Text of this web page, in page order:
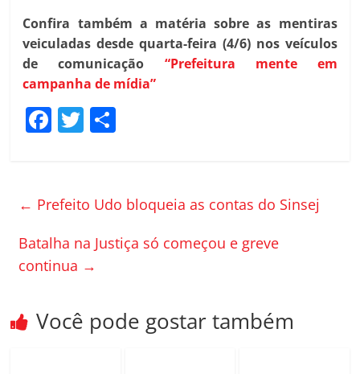
Confira também a matéria sobre as mentiras
veiculadas desde quarta-feira (4/6) nos veículos
de comunicação “Prefeitura mente em
campanha de mídia”
F
e
o
o
T
er p
til
← Prefeito Udo bloqueia as contas do Sinsej
Batalha na Justiça só começou e greve
continua →
Você pode gostar também